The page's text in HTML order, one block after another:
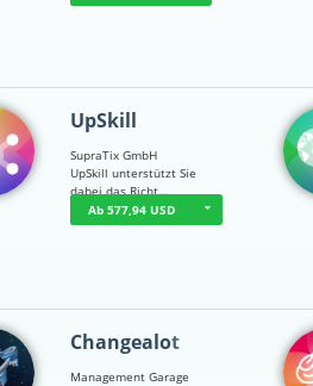
UpSkill
SupraTix GmbH
UpSkill unterstützt Sie
dabei das Richt…
Ab 577,94 USD
Changealot
Management Garage